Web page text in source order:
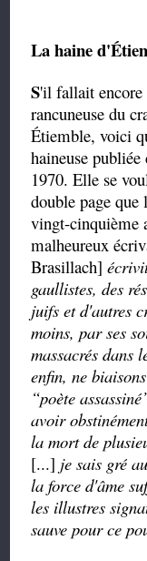
La haine
S'il fallait encore
rancuneuse du
Étiemble, voici
haineuse publiée
1970. Elle se
double page que
vingt-cinquième
malheureux
Brasillach]
gaullistes, des
juifs et d'autres
moins, par ses
massacrés dans
enfin, ne
“poète assassiné
avoir
la mort de
[...] je sais gré
la force d'âme
les illustres
sauve pour ce